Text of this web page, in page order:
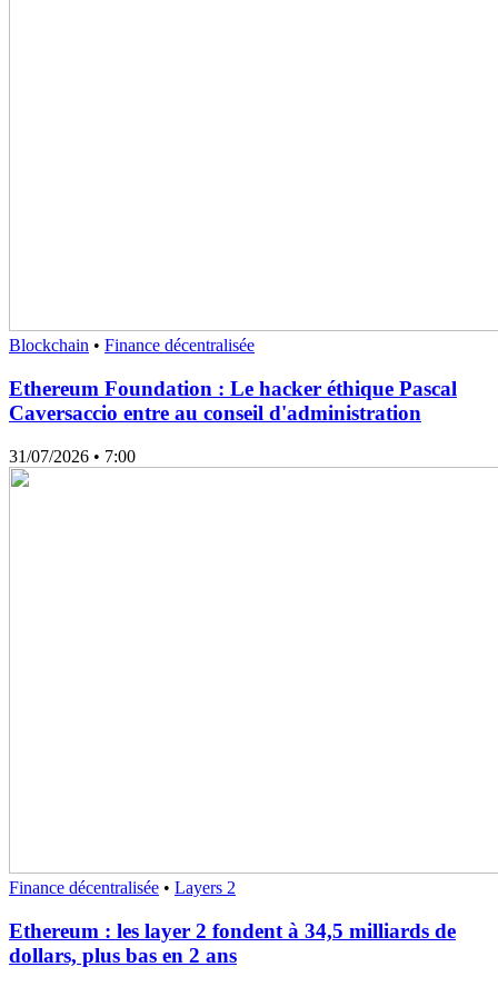
Blockchain • Finance décentralisée
Ethereum Foundation : Le hacker éthique Pascal
Caversaccio entre au conseil d'administration
31/07/2026 • 7:00
Finance décentralisée • Layers 2
Ethereum : les layer 2 fondent à 34,5 milliards de
dollars, plus bas en 2 ans